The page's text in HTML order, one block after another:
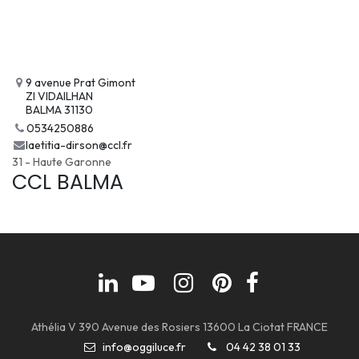
9 avenue Prat Gimont
ZI VIDAILHAN
BALMA 31130
0534250886
laetitia-dirson@ccl.fr
31 - Haute Garonne
CCL BALMA
Athélia V 390 Avenue des Rosiers 13600 La Ciotat FRANCE
info@oggiluce.fr
04 42 38 01 33